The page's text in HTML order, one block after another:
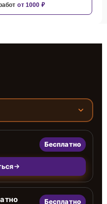
от 1000 ₽
Бесплатно
Бесплатно